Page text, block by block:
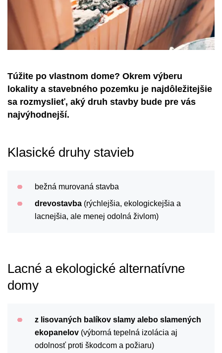
Túžite po vlastnom dome? Okrem výberu
lokality a stavebného pozemku je najdôležitejšie
sa rozmyslieť, aký druh stavby bude pre vás
najvýhodnejší.
Klasické druhy stavieb
bežná murovaná stavba
drevostavba (rýchlejšia, ekologickejšia a
lacnejšia, ale menej odolná živlom)
Lacné a ekologické alternatívne
domy
z lisovaných balíkov slamy alebo slamených
ekopanelov (výborná tepelná izolácia aj
odolnosť proti škodcom a požiaru)